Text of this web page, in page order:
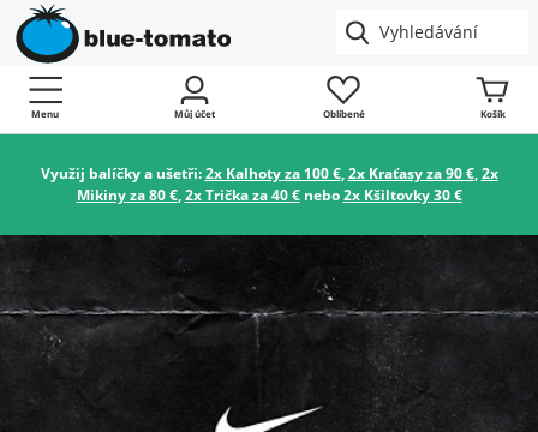
Menu Můj účet Oblíbené Košík
Využij balíčky a ušetři:2x Kalhoty za 100 €,2x Kraťasy za 90 €,2x
Mikiny za 80 €,2x Trička za 40 €nebo2x Kšiltovky 30 €